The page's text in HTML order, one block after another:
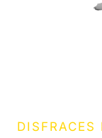
DISFRACES